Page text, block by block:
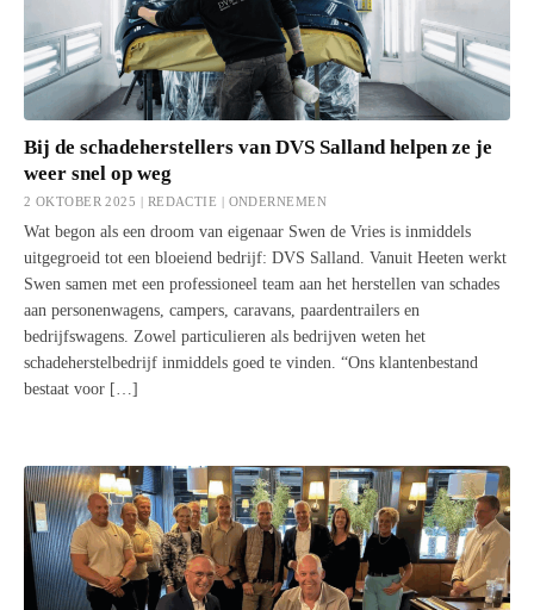
Bij de schadeherstellers van DVS Salland helpen ze je
weer snel op weg
2 OKTOBER 2025 | REDACTIE | ONDERNEMEN
Wat begon als een droom van eigenaar Swen de Vries is inmiddels
uitgegroeid tot een bloeiend bedrijf: DVS Salland. Vanuit Heeten werkt
Swen samen met een professioneel team aan het herstellen van schades
aan personenwagens, campers, caravans, paardentrailers en
bedrijfswagens. Zowel particulieren als bedrijven weten het
schadeherstelbedrijf inmiddels goed te vinden. “Ons klantenbestand
bestaat voor […]